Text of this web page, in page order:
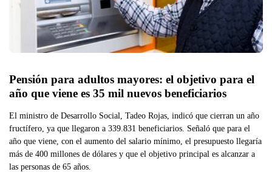
Pensión para adultos mayores: el objetivo para el
año que viene es 35 mil nuevos beneficiarios
El ministro de Desarrollo Social, Tadeo Rojas, indicó que cierran un año
fructífero, ya que llegaron a 339.831 beneficiarios. Señaló que para el
año que viene, con el aumento del salario mínimo, el presupuesto llegaría
más de 400 millones de dólares y que el objetivo principal es alcanzar a
las personas de 65 años.